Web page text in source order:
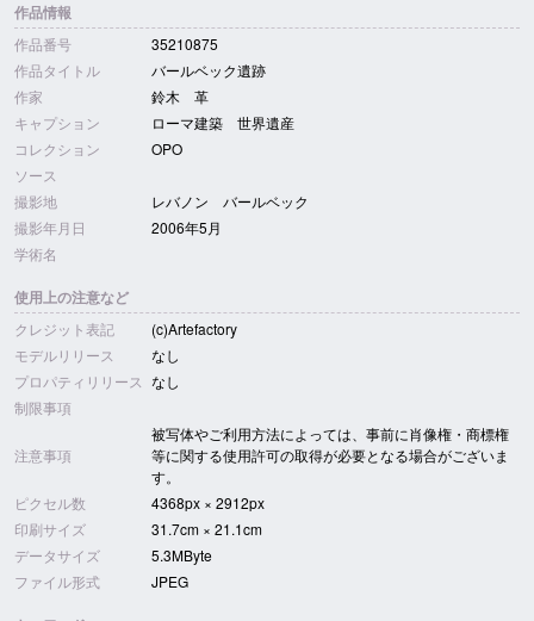
作品情報
作品番号
35210875
作品タイトル
バールベック遺跡
作家
鈴木 革
キャプション
ローマ建築 世界遺産
コレクション
OPO
ソース
撮影地
レバノン バールベック
撮影年月日
2006年5月
学術名
使用上の注意など
クレジット表記
(c)Artefactory
モデルリリース
なし
プロパティリリース なし
制限事項
注意事項
被写体やご利用方法によっては、事前に肖像権・商標権
等に関する使用許可の取得が必要となる場合がございま
す。
ピクセル数
4368px × 2912px
印刷サイズ
31.7cm × 21.1cm
データサイズ
5.3MByte
ファイル形式
JPEG